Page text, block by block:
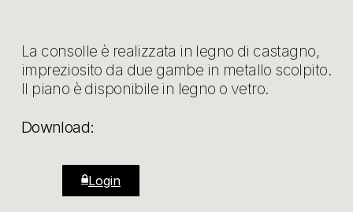
Download:
Login
La consolle è realizzata in legno di castagno,
impreziosito da due gambe in metallo scolpito.
Il piano è disponibile in legno o vetro.